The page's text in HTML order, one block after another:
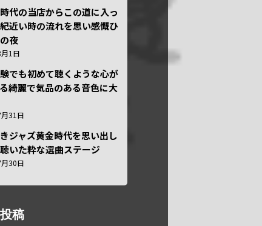
代の当店からこの道に入っ
近い時の流れを思い感慨ひ
夜
1日
でも初めて聴くような心が
綺麗で気品のある音色に大
31日
ジャズ黄金時代を思い出し
いた粋な選曲ステージ
30日
稿